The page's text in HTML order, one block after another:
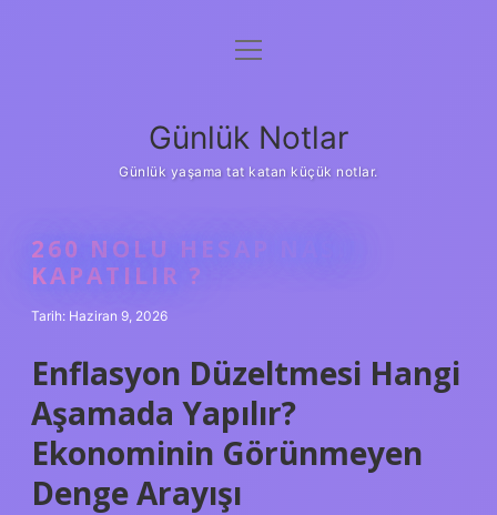
Anasayfa
Yasal Uyarı
menüyü
Günlük Notlar
Günlük yaşama tat katan küçük notlar.
260 NOLU HESAP NASIL
KAPATILIR ?
Tarih: Haziran 9, 2026
Enflasyon Düzeltmesi Hangi
Aşamada Yapılır?
Ekonominin Görünmeyen
Denge Arayışı